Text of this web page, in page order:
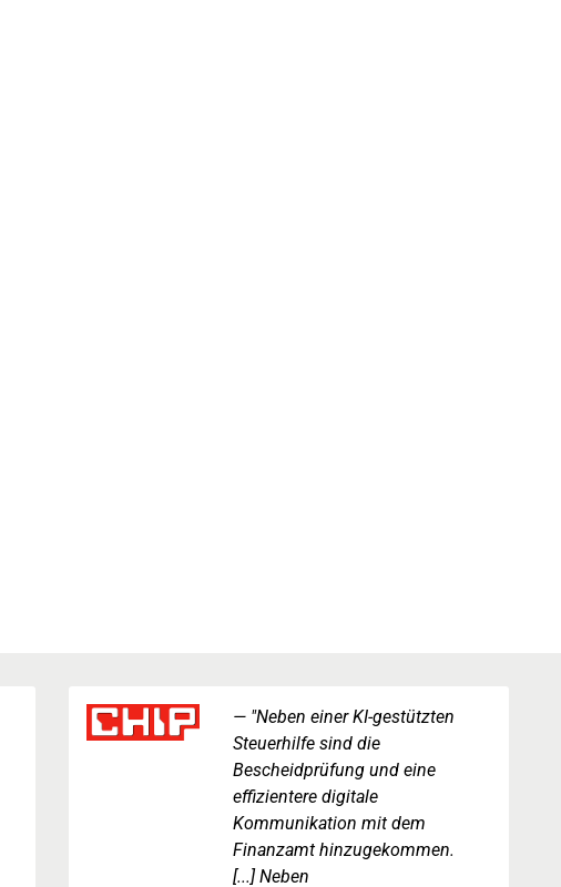
"Neben einer KI-gestützten
Steuerhilfe sind die
Bescheidprüfung und eine
effizientere digitale
Kommunikation mit dem
Finanzamt hinzugekommen.
[...] Neben